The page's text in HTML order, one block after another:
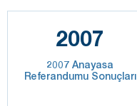
2007
2007 Anayasa
Referandumu Sonuçları